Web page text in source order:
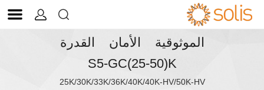


الموثوقية الأمان القدرة
S5-GC(25-50)K
25K/30K/33K/36K/40K/40K-HV/50K-HV